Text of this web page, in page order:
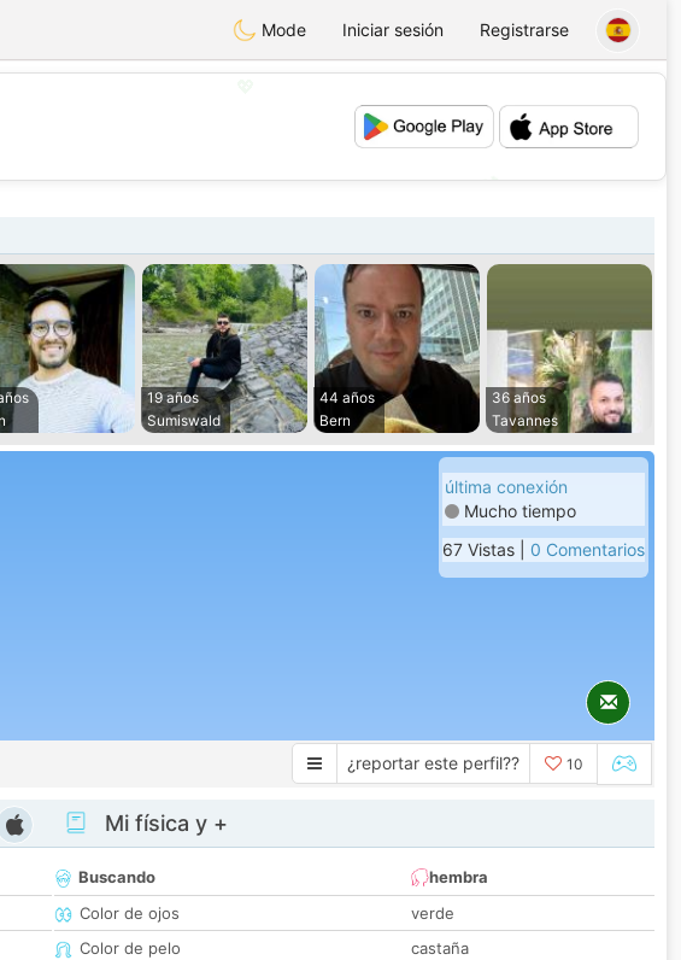
Mode Iniciar sesión Registrarse
19 años
Sumiswald
44 años
Bern
36 años
Tavannes
última conexión
Mucho tiempo
67 Vistas | 0 Comentarios
¿reportar este perfil?? 10
Mi física y +
Buscando
hembra
Color de ojos
verde
Color de pelo
castaña